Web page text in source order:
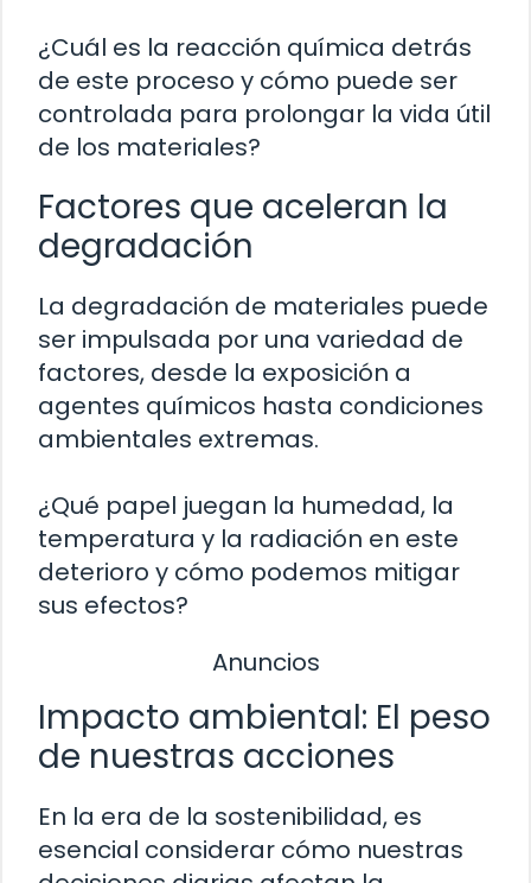
¿Cuál es la reacción química detrás
de este proceso y cómo puede ser
controlada para prolongar la vida útil
de los materiales?
Factores que aceleran la
degradación
La degradación de materiales puede
ser impulsada por una variedad de
factores, desde la exposición a
agentes químicos hasta condiciones
ambientales extremas.
¿Qué papel juegan la humedad, la
temperatura y la radiación en este
deterioro y cómo podemos mitigar
sus efectos?
Anuncios
Impacto ambiental: El peso
de nuestras acciones
En la era de la sostenibilidad, es
esencial considerar cómo nuestras